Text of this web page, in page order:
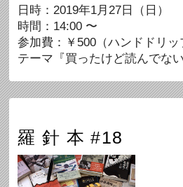
日時：2019年1月27日（日）
時間：14:00 〜
参加費：￥500（ハンドドリッ
テーマ『買ったけど読んでない
羅 針 本 #18